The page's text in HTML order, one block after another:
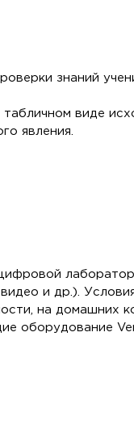
знаний
виде
явления.
и др.).
на домашних
оборудование